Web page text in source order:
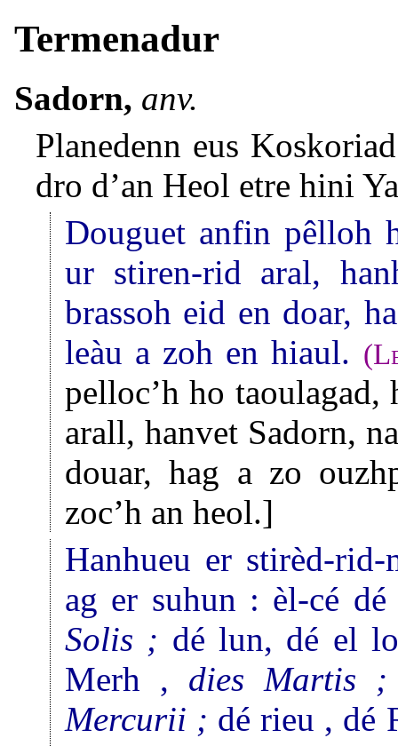
Termenadur
Sadorn, anv.
Planedenn eus
dro d’an Heol etre hini
Douguet anfin pêlloh
ur stiren-rid aral,
brassoh eid en doar,
leàu a zoh en hiaul. (
pelloc’h ho taoulagad,
arall, hanvet Sadorn,
douar, hag a zo
zoc’h an heol.]
Hanhueu er stirèd-
ag er suhun : èl-cé
Solis ; dé lun, dé el
Merh , dies Martis ;
Mercurii ; dé rieu , dé